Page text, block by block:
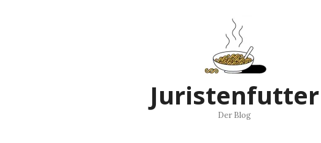
Juristenfutter
Der Blog